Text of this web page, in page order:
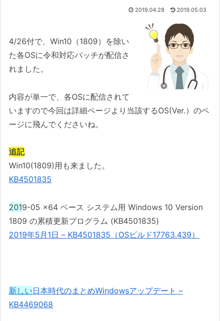
2019.04.28 2019.05.03
4/26付で、Win10（1809）を除い
た各OSに令和対応パッチが配信さ
れました。
内容が単一で、各OSに配信されて
いますので今回は詳細ページより当該するOS(Ver.）のペ
ージに飛んでくださいね。
追記
Win10(1809)用も来ました。
KB4501835
2019-05 x64 ベース システム用 Windows 10 Version
1809 の累積更新プログラム (KB4501835)
2019年5月1日 – KB4501835（OSビルド17763.439）
新しい日本時代のまとめWindowsアップデート –
KB4469068